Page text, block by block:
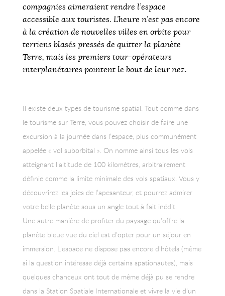
compagnies aimeraient rendre l’espace
accessible aux touristes. L’heure n’est pas encore
à la création de nouvelles villes en orbite pour
terriens blasés pressés de quitter la planète
Terre, mais les premiers tour-opérateurs
interplanétaires pointent le bout de leur nez.
Il existe deux types de tourisme spatial. Tout comme dans
le tourisme sur Terre, vous pouvez choisir de faire une
excursion à la journée dans l’espace, plus communément
appelée « vol suborbital ». On nomme ainsi tous les vols
atteignant l’altitude de 100 kilomètres, arbitrairement
définie comme la limite minimale des vols spatiaux. Vous y
découvrirez les joies de l’apesanteur, et pourrez admirer
votre belle planète sous un angle tout à fait inédit.
Une autre manière de profiter du paysage qu’offre la
planète bleue vue du ciel est d’opter pour un séjour en
immersion. L’espace ne dispose pas encore d’hôtels (même
si la question intéresse déjà certains spationautes), mais
quelques chanceux ont tout de même déjà pu se rendre
dans la Station Spatiale Internationale et vivre la vie d’un